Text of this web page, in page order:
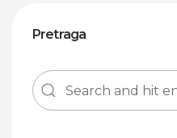
Pretraga